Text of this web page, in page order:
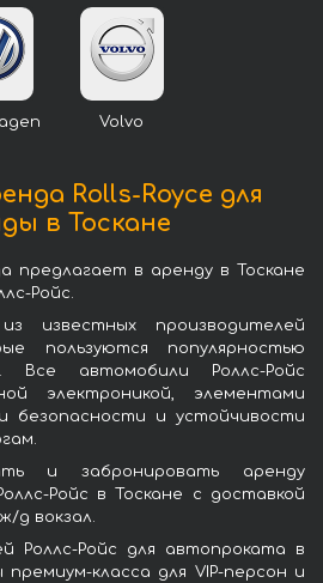
Volvo
Rolls-Royce для
в Тоскане
предлагает в аренду в Тоскане
Ройс.
известных производителей
пользуются популярностью
Все автомобили Роллс-Ройс
электроникой, элементами
безопасности и устойчивости
и забронировать аренду
Ройс в Тоскане с доставкой
д вокзал.
Роллс-Ройс для автопроката в
класса для VIP-персон и